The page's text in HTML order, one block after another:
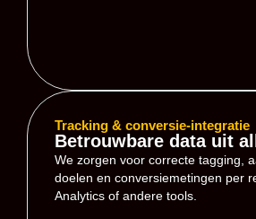
Tracking & conversie-integratie
Betrouwbare data uit
We zorgen voor correcte tagging,
doelen en conversiemetingen per
Analytics of andere tools.